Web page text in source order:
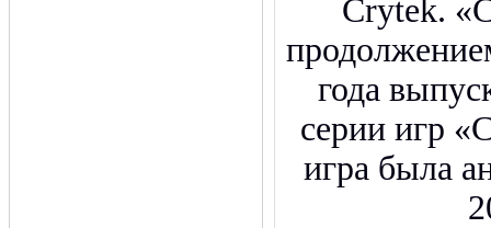
Crytek.
года
серии игр
игра была